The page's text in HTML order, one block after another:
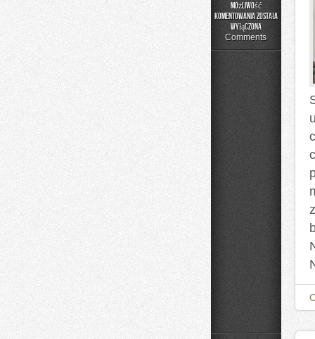
Możliwość
komentowania
Catering
została
wyłączona
Comments